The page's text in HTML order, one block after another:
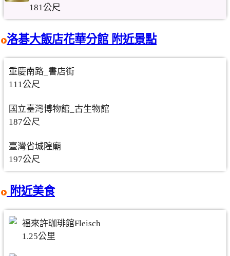
181公尺
洛碁大飯店花華分館 附近景點
重慶南路_書店街
111公尺
國立臺灣博物館_古生物館
187公尺
臺灣省城隍廟
197公尺
附近美食
福來許珈琲館Fleisch
1.25公里